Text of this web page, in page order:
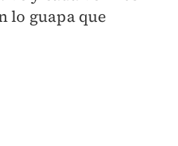
lo guapa que